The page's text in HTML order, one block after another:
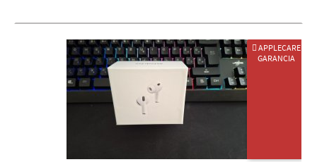
 APPLECARE
GARANCIA